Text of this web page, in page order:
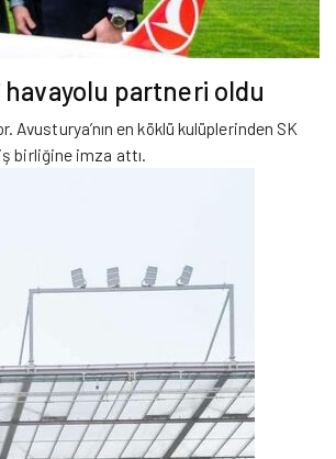
havayolu partneri oldu
en köklü kulüplerinden SK
birliğine imza attı.